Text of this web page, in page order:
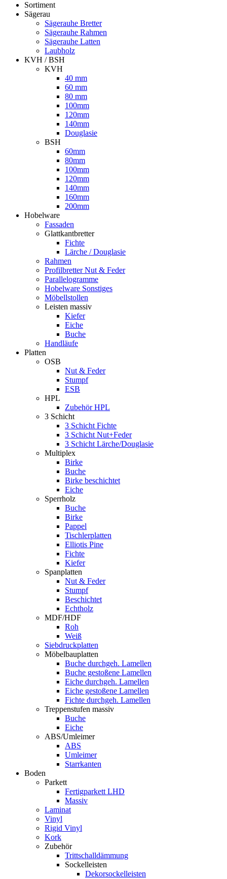
Sortiment
Sägerau
Sägerauhe Bretter
Sägerauhe Rahmen
Sägerauhe Latten
Laubholz
KVH / BSH
KVH
40 mm
60 mm
80 mm
100mm
120mm
140mm
Douglasie
BSH
60mm
80mm
100mm
120mm
140mm
160mm
200mm
Hobelware
Fassaden
Glattkantbretter
Fichte
Lärche / Douglasie
Rahmen
Profilbretter Nut & Feder
Parallelogramme
Hobelware Sonstiges
Möbellstollen
Leisten massiv
Kiefer
Eiche
Buche
Handläufe
Platten
OSB
Nut & Feder
Stumpf
ESB
HPL
Zubehör HPL
3 Schicht
3 Schicht Fichte
3 Schicht Nut+Feder
3 Schicht Lärche/Douglasie
Multiplex
Birke
Buche
Birke beschichtet
Eiche
Sperrholz
Buche
Birke
Pappel
Tischlerplatten
Elliotis Pine
Fichte
Kiefer
Spanplatten
Nut & Feder
Stumpf
Beschichtet
Echtholz
MDF/HDF
Roh
Weiß
Siebdruckplatten
Möbelbauplatten
Buche durchgeh. Lamellen
Buche gestoßene Lamellen
Eiche durchgeh. Lamellen
Eiche gestoßene Lamellen
Fichte durchgeh. Lamellen
Treppenstufen massiv
Buche
Eiche
ABS/Umleimer
ABS
Umleimer
Starrkanten
Boden
Parkett
Fertigparkett LHD
Massiv
Laminat
Vinyl
Rigid Vinyl
Kork
Zubehör
Trittschalldämmung
Sockelleisten
Dekorsockelleisten